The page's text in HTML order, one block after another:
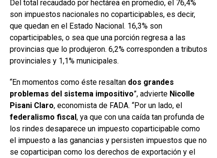
Del total recaudado por hectárea en promedio, el 76,4%
son impuestos nacionales no coparticipables, es decir,
que quedan en el Estado Nacional. 16,3% son
coparticipables, o sea que una porción regresa a las
provincias que lo produjeron. 6,2% corresponden a tributos
provinciales y 1,1% municipales.
“En momentos como éste resaltan dos grandes
problemas del sistema impositivo”, advierte Nicolle
Pisani Claro, economista de FADA. “Por un lado, el
federalismo fiscal, ya que con una caída tan profunda de
los rindes desaparece un impuesto coparticipable como
el impuesto a las ganancias y persisten impuestos que no
se coparticipan como los derechos de exportación y el